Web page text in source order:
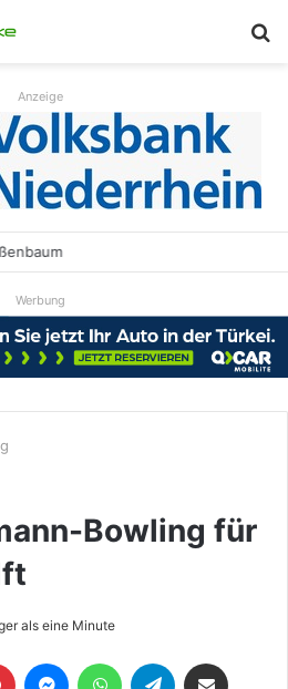
Anzeige
Werbung
Bowling für
als eine Minute
Pinterest MessengerWhatsAppTelegram